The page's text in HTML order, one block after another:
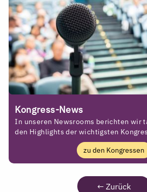
Kongress-News
In unseren Newsrooms berichten wir
den Highlights der wichtigsten
zu den Kongressen
← Zurück